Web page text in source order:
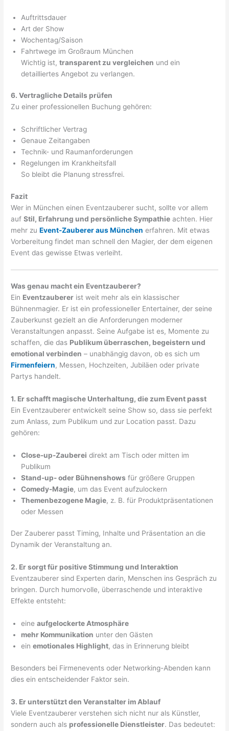
Auftrittsdauer
Art der Show
Wochentag/Saison
Fahrtwege im Großraum München
Wichtig ist,transparent zu vergleichen und ein
detailliertes Angebot zu verlangen.
6. Vertragliche Details prüfen
Zu einer professionellen Buchung gehören:
Schriftlicher Vertrag
Genaue Zeitangaben
Technik- und Raumanforderungen
Regelungen im Krankheitsfall
So bleibt die Planung stressfrei.
Fazit
Wer in München einen Eventzauberer sucht, sollte vor allem
aufStil, Erfahrung und persönliche Sympathie achten. Hier
mehr zuEvent-Zauberer aus München erfahren. Mit etwas
Vorbereitung findet man schnell den Magier, der dem eigenen
Event das gewisse Etwas verleiht.
Was genau macht ein Eventzauberer?
Ein Eventzauberer ist weit mehr als ein klassischer
Bühnenmagier. Er ist ein professioneller Entertainer, der seine
Zauberkunst gezielt an die Anforderungen moderner
Veranstaltungen anpasst. Seine Aufgabe ist es, Momente zu
schaffen, die das Publikum überraschen, begeistern und
emotional verbinden – unabhängig davon, ob es sich um
Firmenfeiern, Messen, Hochzeiten, Jubiläen oder private
Partys handelt.
1. Er schafft magische Unterhaltung, die zum Event passt
Ein Eventzauberer entwickelt seine Show so, dass sie perfekt
zum Anlass, zum Publikum und zur Location passt. Dazu
gehören:
Close-up-Zauberei direkt am Tisch oder mitten im
Publikum
Stand-up- oder Bühnenshows für größere Gruppen
Comedy-Magie, um das Event aufzulockern
Themenbezogene Magie, z. B. für Produktpräsentationen
oder Messen
Der Zauberer passt Timing, Inhalte und Präsentation an die
Dynamik der Veranstaltung an.
2. Er sorgt für positive Stimmung und Interaktion
Eventzauberer sind Experten darin, Menschen ins Gespräch zu
bringen. Durch humorvolle, überraschende und interaktive
Effekte entsteht:
eineaufgelockerte Atmosphäre
mehr Kommunikation unter den Gästen
einemotionales Highlight, das in Erinnerung bleibt
Besonders bei Firmenevents oder Networking-Abenden kann
dies ein entscheidender Faktor sein.
3. Er unterstützt den Veranstalter im Ablauf
Viele Eventzauberer verstehen sich nicht nur als Künstler,
sondern auch als professionelle Dienstleister. Das bedeutet: